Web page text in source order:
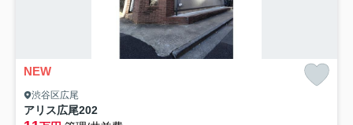
NEW
渋谷区広尾
アリス広尾202